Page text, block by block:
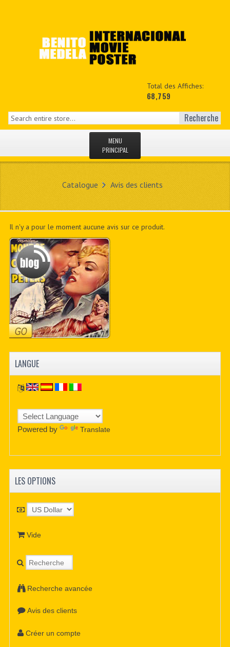
Total des Affiches:
68,759
Recherche
MENU
PRINCIPAL
MON COPTE
PDF BOOKS
CUSTOM PDF
Catalogue Avis des clients
Il n'y a pour le moment aucune avis sur ce produit.
LANGUE
Powered by Translate
LES OPTIONS
Vide
Recherche avancée
Avis des clients
Créer un compte